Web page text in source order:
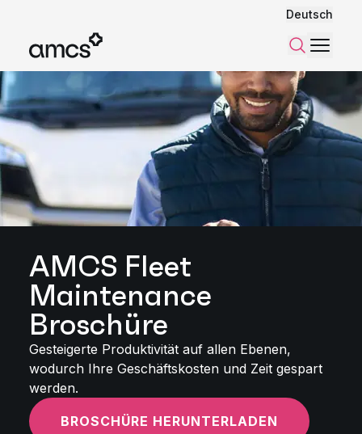
Deutsch
Suchen
Menü
AMCS Fleet
Maintenance
Broschüre
Gesteigerte Produktivität auf allen Ebenen,
wodurch Ihre Geschäftskosten und Zeit gespart
werden.
BROSCHÜRE HERUNTERLADEN